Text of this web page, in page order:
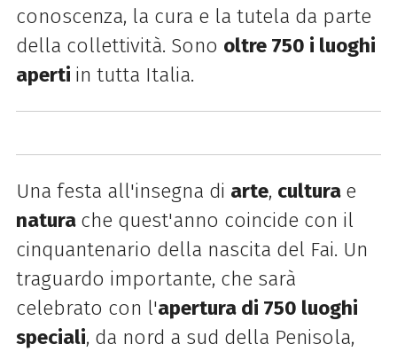
conoscenza, la cura e la tutela da parte
della collettività. Sono oltre 750 i luoghi
aperti in tutta Italia.
Una festa all'insegna di arte, cultura e
natura che quest'anno coincide con il
cinquantenario della nascita del Fai. Un
traguardo importante, che sarà
celebrato con l'apertura di 750 luoghi
speciali, da nord a sud della Penisola,